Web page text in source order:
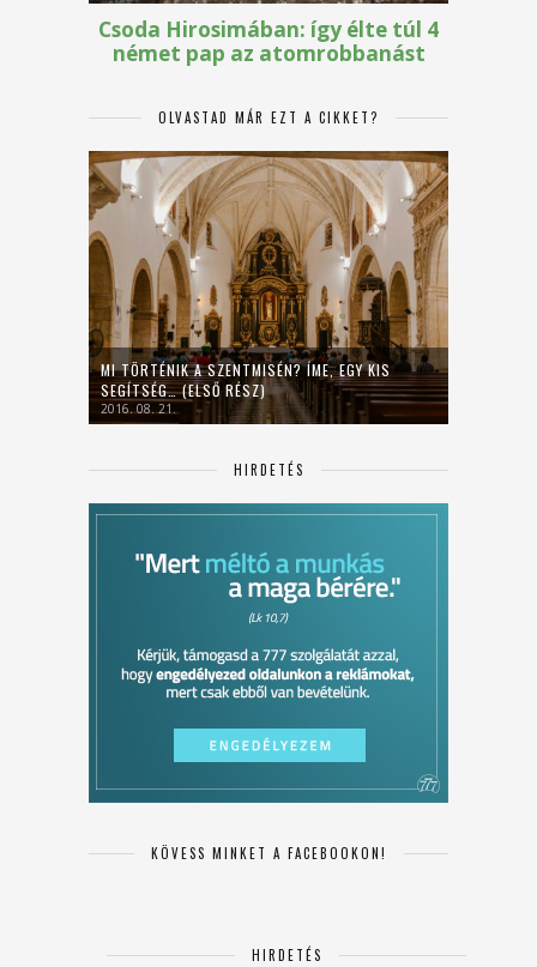
OLVASTAD MÁR EZT A CIKKET?
MI TÖRTÉNIK A SZENTMISÉN? ÍME, EGY KIS
SEGÍTSÉG… (ELSŐ RÉSZ)
2016. 08. 21.
HIRDETÉS
KÖVESS MINKET A FACEBOOKON!
HIRDETÉS